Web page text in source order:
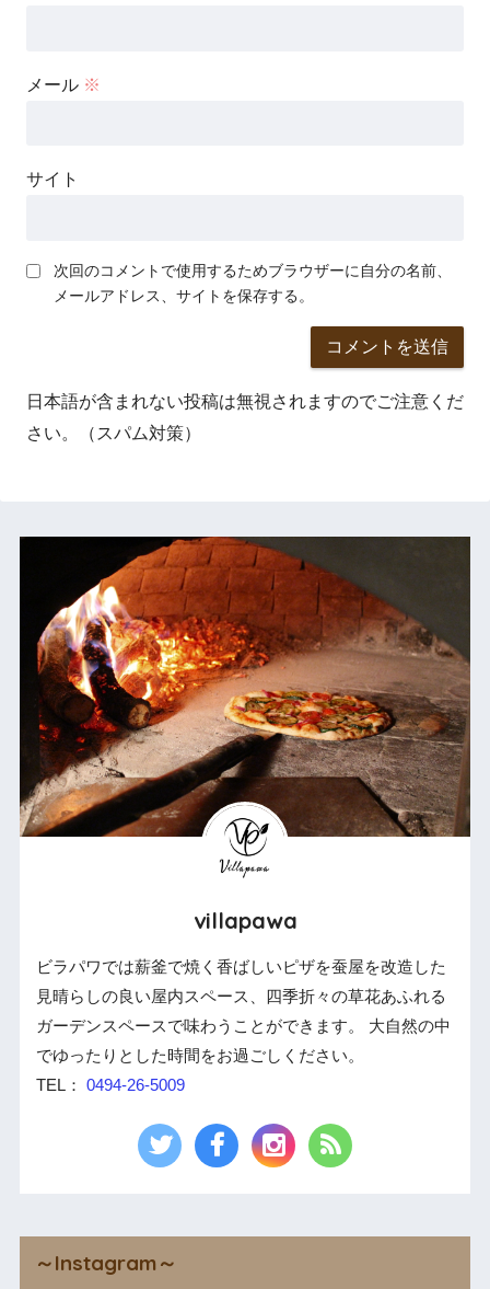
メール ※
サイト
次回のコメントで使用するためブラウザーに自分の名前、
メールアドレス、サイトを保存する。
日本語が含まれない投稿は無視されますのでご注意くだ
さい。（スパム対策）
villapawa
ビラパワでは薪釜で焼く香ばしいピザを蚕屋を改造した
見晴らしの良い屋内スペース、四季折々の草花あふれる
ガーデンスペースで味わうことができます。 大自然の中
でゆったりとした時間をお過ごしください。
TEL： 0494-26-5009
～Instagram～